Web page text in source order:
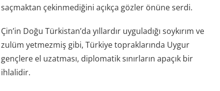
saçmaktan çekinmediğini açıkça gözler önüne serdi.
Çin’in Doğu Türkistan’da yıllardır uyguladığı soykırım ve
zulüm yetmezmiş gibi, Türkiye topraklarında Uygur
gençlere el uzatması, diplomatik sınırların apaçık bir
ihlalidir.